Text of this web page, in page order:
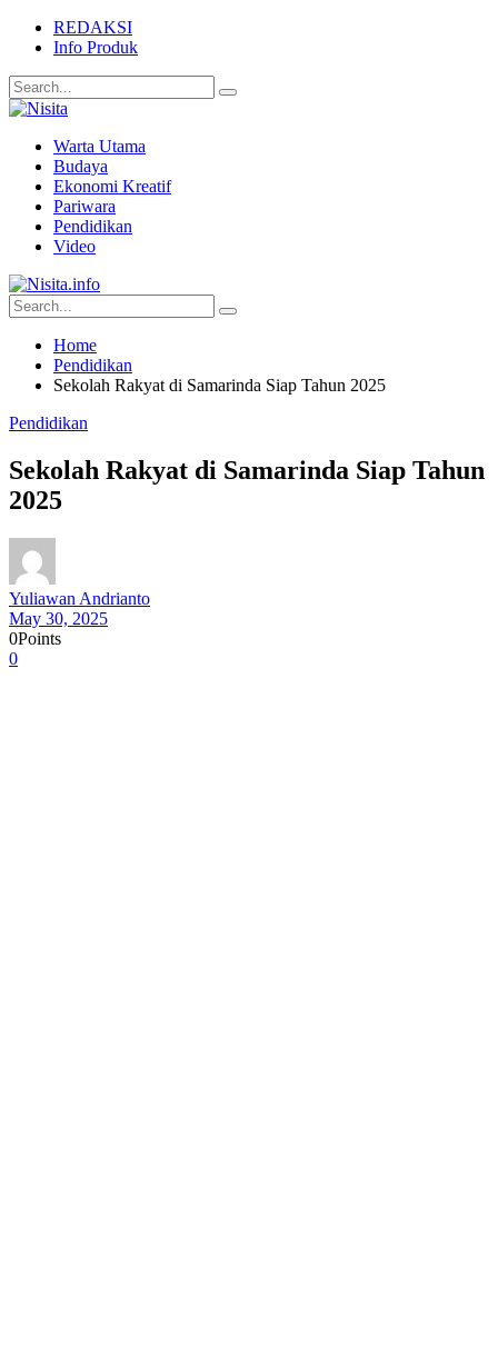
REDAKSI
Info Produk
Warta Utama
Budaya
Ekonomi Kreatif
Pariwara
Pendidikan
Video
Home
Pendidikan
Sekolah Rakyat di Samarinda Siap Tahun 2025
Pendidikan
Sekolah Rakyat di Samarinda Siap Tahun
2025
Yuliawan Andrianto
May 30, 2025
0Points
0